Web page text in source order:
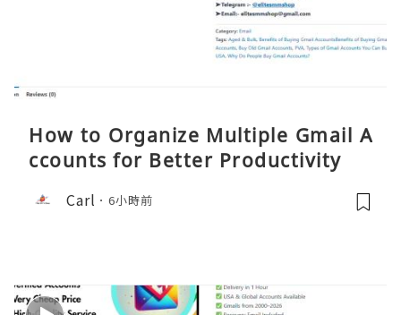
How to Organize Multiple Gmail A
ccounts for Better Productivity
Carl 6小時前